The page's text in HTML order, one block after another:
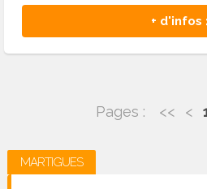
+ d'infos
Pages : << <
MARTIGUES